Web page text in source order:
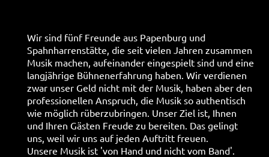
Wir sind fünf Freunde aus Papenburg und
Spahnharrenstätte, die seit vielen Jahren zusammen
Musik machen, aufeinander eingespielt sind und eine
langjährige Bühnenerfahrung haben. Wir verdienen
zwar unser Geld nicht mit der Musik, haben aber den
professionellen Anspruch, die Musik so authentisch
wie möglich rüberzubringen. Unser Ziel ist, Ihnen
und Ihren Gästen Freude zu bereiten. Das gelingt
uns, weil wir uns auf jeden Auftritt freuen.
Unsere Musik ist 'von Hand und nicht vom Band'.